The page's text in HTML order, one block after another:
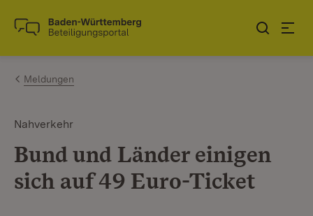
Zum Inhalt springen
Link zur Startseite
Meldungen
Nahverkehr
Bund und Länder einigen
sich auf 49 Euro-Ticket